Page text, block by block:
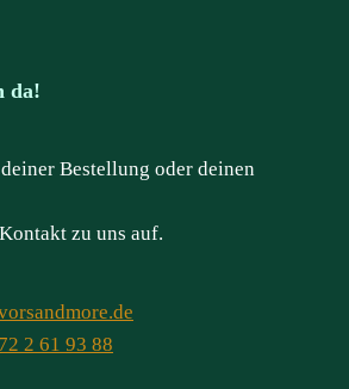
da!
Bestellung oder deinen
zu uns auf.
2 61 93 88